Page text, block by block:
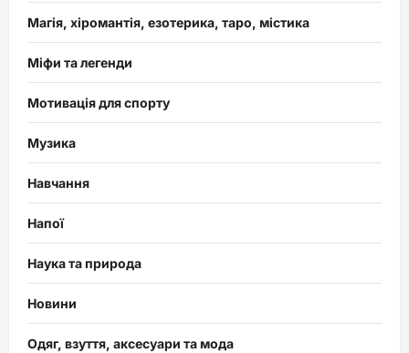
Магія, хіромантія, езотерика, таро, містика
Міфи та легенди
Мотивація для спорту
Музика
Навчання
Напої
Наука та природа
Новини
Одяг, взуття, аксесуари та мода